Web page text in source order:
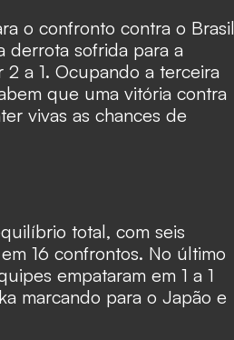
o confronto contra o Brasil
derrota sofrida para a
a 1. Ocupando a terceira
que uma vitória contra
vivas as chances de
total, com seis
16 confrontos. No último
empataram em 1 a 1
marcando para o Japão e